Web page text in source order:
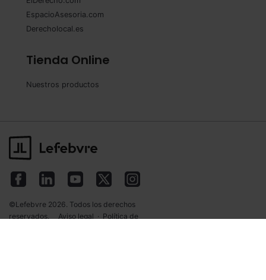
EspacioAsesoria.com
Derecholocal.es
Tienda Online
Nuestros productos
©Lefebvre 2026. Todos los derechos
reservados.
Aviso legal · Política de